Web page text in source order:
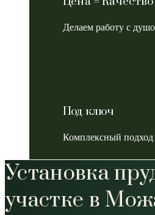
Делаем работу с
Под ключ
Комплексный подход
Установка
участке в